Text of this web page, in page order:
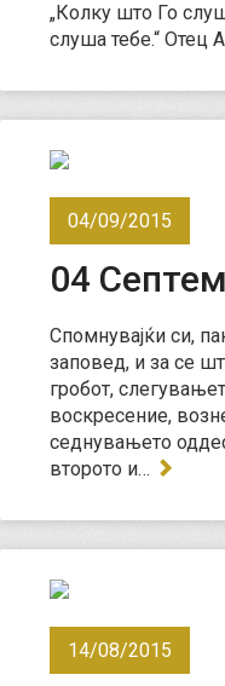
„Колку што Го
слуша тебе.“ Отец
04/09/2015
04
Спомнувајќи си,
заповед, и за се
гробот,
воскресение,
седнувањето
второто и…
14/08/2015